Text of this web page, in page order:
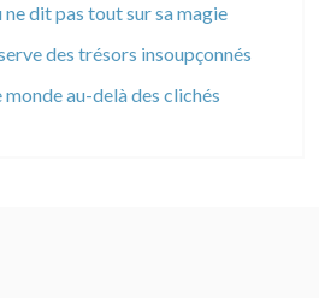
ne dit pas tout sur sa magie
des trésors insoupçonnés
au-delà des clichés